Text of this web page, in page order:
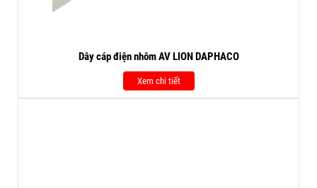
Dây cáp điện nhôm AV LION DAPHACO
Xem chi tiết